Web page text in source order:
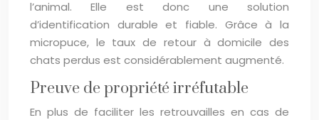
l’animal. Elle est donc une solution
d’identification durable et fiable. Grâce à la
micropuce, le taux de retour à domicile des
chats perdus est considérablement augmenté.
Preuve de propriété irréfutable
En plus de faciliter les retrouvailles en cas de